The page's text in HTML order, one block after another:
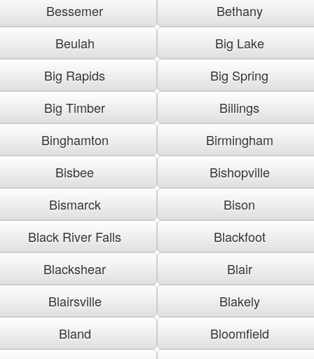
Bessemer
Bethany
Beulah
Big Lake
Big Rapids
Big Spring
Big Timber
Billings
Binghamton
Birmingham
Bisbee
Bishopville
Bismarck
Bison
Black River Falls
Blackfoot
Blackshear
Blair
Blairsville
Blakely
Bland
Bloomfield